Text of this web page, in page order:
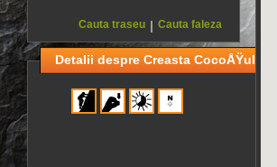
Cauta faleza
|
Cauta traseu
Detalii despre Creasta CocoÅŸului